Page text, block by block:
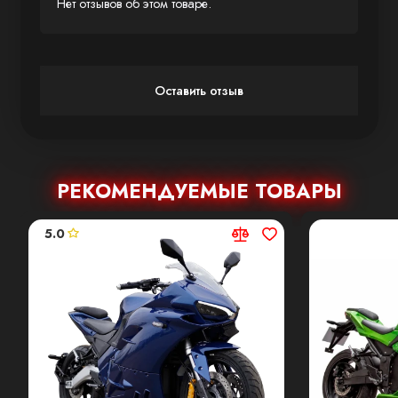
фильтров, масла или сервиса
Парковка и обслуживание
раздражают?— STALKER компактен,
прост в уходе и не требует лишнего
Основные характеристики
Максимальная скорость: до 160 км/ч
Мощность электродвигателя: 3990 W
Емкость батареи: 96V 120Ah (Li-ion)
Оставить отзыв
РЕКОМЕНДУЕМЫЕ ТОВАРЫ
5.0